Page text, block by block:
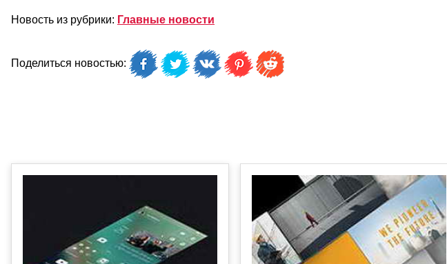
Новость из рубрики: Главные новости
Поделиться новостью: